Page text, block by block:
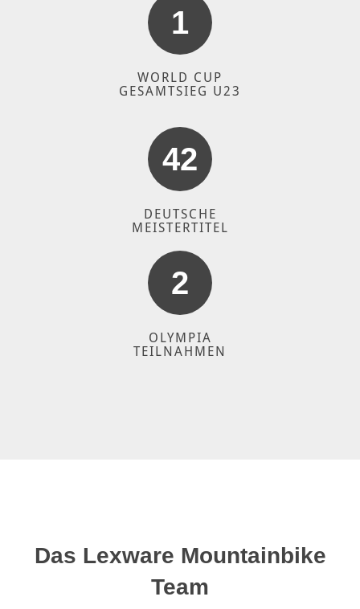
1
WORLD CUP
GESAMTSIEG U23
42
DEUTSCHE
MEISTERTITEL
2
OLYMPIA
TEILNAHMEN
Das Lexware Mountainbike
Team